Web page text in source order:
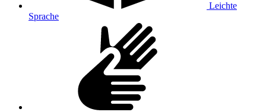
Leichte
Sprache